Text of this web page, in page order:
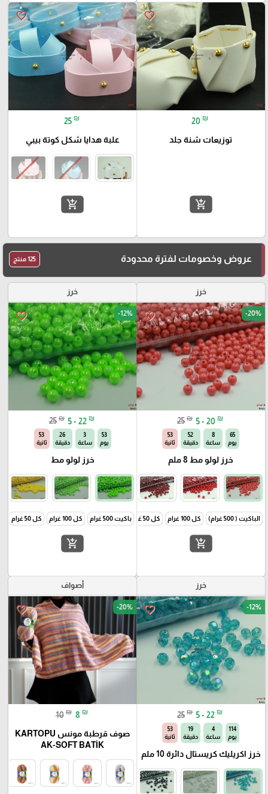
favorite_border
20 ₪
توزيعات شنة جلد
add_shopping_cart
favorite_border
25 ₪
علبة هدايا شكل كوتة بيبي
add_shopping_cart
عروض وخصومات لفترة محدودة 125 منتج
خرز
favorite_border -20%
25 ₪ 5 - 20 ₪
65
يوم
8
ساعة
52
دقيقة
52
ثانية
خرز لولو مط 8 ملم
الباكيت ( 500 غرام) كل 100 غرام كل 50 غرام
add_shopping_cart
خرز
favorite_border -12%
25 ₪ 5 - 22 ₪
53
يوم
3
ساعة
26
دقيقة
52
ثانية
خرز لولو مط
باكيت 500 غرام كل 100 غرام كل 50 غرام
add_shopping_cart
خرز
favorite_border -12%
25 ₪ 5 - 22 ₪
114
يوم
4
ساعة
19
دقيقة
52
ثانية
خرز اكريليك كريستال دائرة 10 ملم
أصواف
favorite_border -20%
10 ₪ 8 ₪
صوف قرطبة مونس KARTOPU
AK-SOFT BATİK